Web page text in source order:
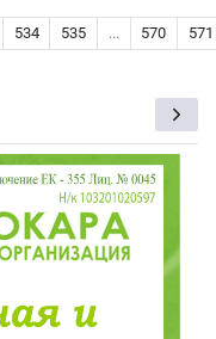
534 535 ... 570 571